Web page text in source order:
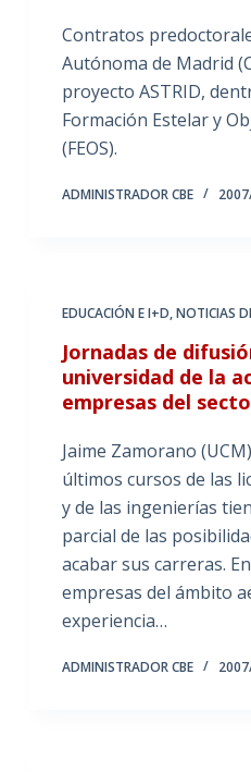
Contratos
Autónoma de Madrid
proyecto ASTRID,
Formación Estelar y
(FEOS).
ADMINISTRADOR CBE
EDUCACIÓN E I+D,NOTICIAS
Jornadas de
universidad de la
empresas del
Jaime Zamorano
últimos cursos de las
y de las ingenierías
parcial de las
acabar sus carreras.
empresas del ámbito
experiencia…
ADMINISTRADOR CBE